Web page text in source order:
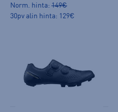
Norm. hinta: 149€
30pv alin hinta: 129€